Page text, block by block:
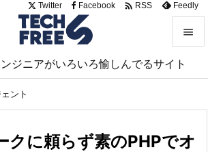
ジニアがいろいろ愉しんでるサイト


サイド

前へ
Twitter Facebook  RSS Feedly
ント
クに頼らず素のPHPでオ